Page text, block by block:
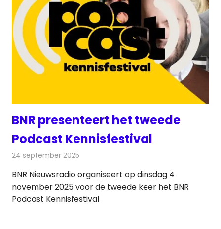
BNR presenteert het tweede
Podcast Kennisfestival
24 september 2025
BNR Nieuwsradio organiseert op dinsdag 4
november 2025 voor de tweede keer het BNR
Podcast Kennisfestival